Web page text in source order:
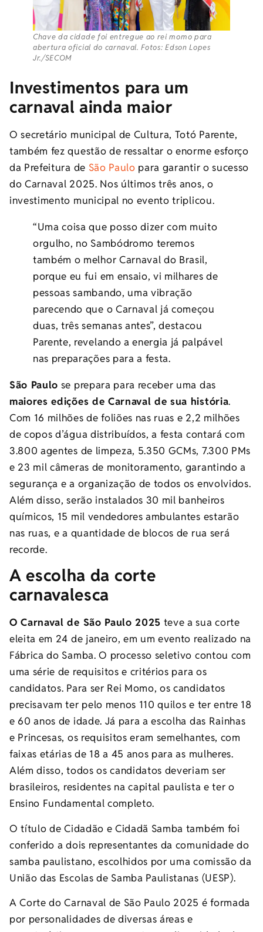
Chave da cidade foi entregue ao rei momo para
abertura oficial do carnaval. Fotos: Edson Lopes
Jr./SECOM
Investimentos para um
carnaval ainda maior
O secretário municipal de Cultura, Totó Parente,
também fez questão de ressaltar o enorme esforço
da Prefeitura de São Paulo para garantir o sucesso
do Carnaval 2025. Nos últimos três anos, o
investimento municipal no evento triplicou.
“Uma coisa que posso dizer com muito
orgulho, no Sambódromo teremos
também o melhor Carnaval do Brasil,
porque eu fui em ensaio, vi milhares de
pessoas sambando, uma vibração
parecendo que o Carnaval já começou
duas, três semanas antes”, destacou
Parente, revelando a energia já palpável
nas preparações para a festa.
São Paulo se prepara para receber uma das
maiores edições de Carnaval de sua história.
Com 16 milhões de foliões nas ruas e 2,2 milhões
de copos d’água distribuídos, a festa contará com
3.800 agentes de limpeza, 5.350 GCMs, 7.300 PMs
e 23 mil câmeras de monitoramento, garantindo a
segurança e a organização de todos os envolvidos.
Além disso, serão instalados 30 mil banheiros
químicos, 15 mil vendedores ambulantes estarão
nas ruas, e a quantidade de blocos de rua será
recorde.
A escolha da corte
carnavalesca
O Carnaval de São Paulo 2025 teve a sua corte
eleita em 24 de janeiro, em um evento realizado na
Fábrica do Samba. O processo seletivo contou com
uma série de requisitos e critérios para os
candidatos. Para ser Rei Momo, os candidatos
precisavam ter pelo menos 110 quilos e ter entre 18
e 60 anos de idade. Já para a escolha das Rainhas
e Princesas, os requisitos eram semelhantes, com
faixas etárias de 18 a 45 anos para as mulheres.
Além disso, todos os candidatos deveriam ser
brasileiros, residentes na capital paulista e ter o
Ensino Fundamental completo.
O título de Cidadão e Cidadã Samba também foi
conferido a dois representantes da comunidade do
samba paulistano, escolhidos por uma comissão da
União das Escolas de Samba Paulistanas (UESP).
A Corte do Carnaval de São Paulo 2025 é formada
por personalidades de diversas áreas e